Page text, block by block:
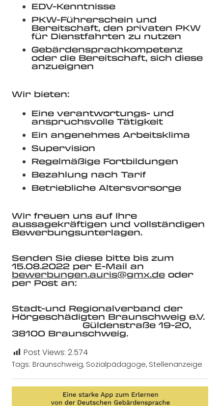
EDV-Kenntnisse
PKW-Führerschein und
Bereitschaft, den privaten PKW
für Dienstfahrten zu nutzen
Gebärdensprachkompetenz
oder die Bereitschaft, sich diese
anzueignen
Wir bieten:
Eine verantwortungs- und
anspruchsvolle Tätigkeit
Ein angenehmes Arbeitsklima
Supervision
Regelmäßige Fortbildungen
Bezahlung nach Tarif
Betriebliche Altersvorsorge
Wir freuen uns auf Ihre
aussagekräftigen und vollständigen
Bewerbungsunterlagen.
Senden Sie diese bitte bis zum
15.08.2022 per E-Mail an
bewerbungen.auris@gmx.de oder
per Post an:
Stadt-und Regionalverband der
Hörgeschädigten Braunschweig e.V.
Güldenstraße 19-20,
38100 Braunschweig.
Post Views: 2.574
Tags: Braunschweig, Sozialpädagoge, Stellenanzeige